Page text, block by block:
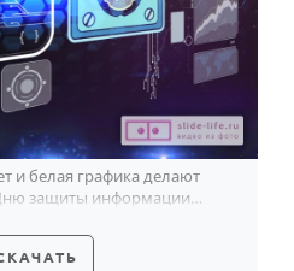
и белая графика делают
защиты информации